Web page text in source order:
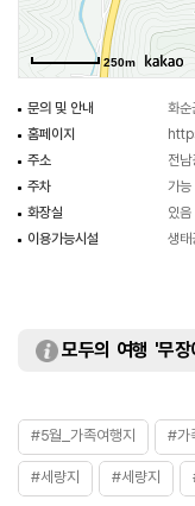
산책하기 좋은 힐링 장소이
세량지로 향하는 길목에 습
250m
문의 및 안내
화
홈페이지
주소
전
주차
가능
화장실
있음
이용가능시설
생태
모두의 여행 '무
#5월_가족여행지 #가
#세량지 #세량지